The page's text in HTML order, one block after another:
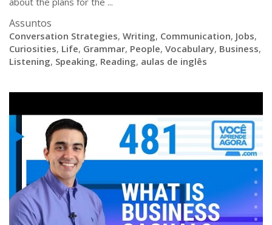
Assuntos
Conversation Strategies, Writing, Communication, Jobs,
Curiosities, Life, Grammar, People, Vocabulary, Business,
Listening, Speaking, Reading, aulas de inglês